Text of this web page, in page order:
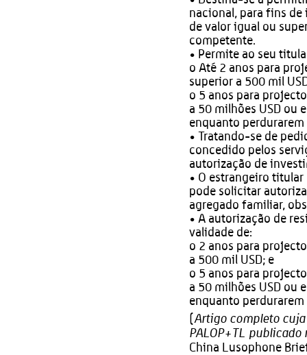
nacional, para fins
de valor igual ou
competente.
• Permite ao seu
o Até 2 anos para
superior a 500 mil
o 5 anos para
a 50 milhões USD ou
enquanto perdurarem
• Tratando-se de
concedido pelos
autorização de
• O estrangeiro
pode solicitar
agregado familiar,
• A autorização de
validade de:
o 2 anos para
a 500 mil USD; e
o 5 anos para
a 50 milhões USD ou
enquanto perdurarem
( Artigo completo cuja
PALOP+TL
China Lusophone